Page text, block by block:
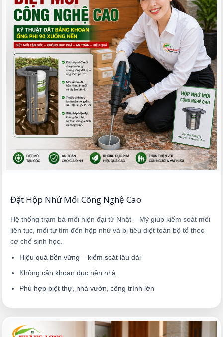
Đặt Hộp Nhử Mối Công Nghệ Cao
Hệ thống trạm bả mối hiện đại từ Nhật – Mỹ giúp kiểm soát mối
liên tục, mối tự tìm đến hộp nhử và bị tiêu diệt toàn bộ tổ theo
cơ chế sinh học.
Hiệu quả bền vững – kiểm soát lâu dài
Không cần khoan đục nền nhà
Phù hợp biệt thự, nhà vườn, công trình lớn